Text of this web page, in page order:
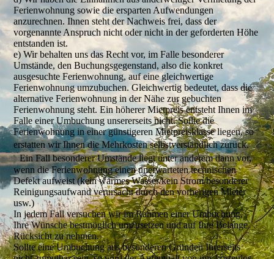
Ferienwohnung sowie die ersparten Aufwendungen
anzurechnen. Ihnen steht der Nachweis frei, dass der
vorgenannte Anspruch nicht oder nicht in der geforderten Höhe
entstanden ist.
e) Wir behalten uns das Recht vor, im Falle besonderer
Umstände, den Buchungsgegenstand, also die konkret
ausgesuchte Ferienwohnung, auf eine gleichwertige
Ferienwohnung umzubuchen. Gleichwertig bedeutet, dass die
alternative Ferienwohnung in der Nähe zur gebuchten
Ferienwohnung steht. Ein höherer Mietpreis entsteht Ihnen im
Falle einer Umbuchung unsererseits nicht. Sollte die
Ferienwohnung in einer günstigeren Mietpreisklasse liegen, so
erstatten wir Ihnen die Mehrkosten selbstverständlich zurück.
Ein Fall besonderer Umstände liegt unter anderem dann vor,
wenn die Ferienwohnung einen unerwarteten technischen
Defekt aufweist (kein warmes Wasser/kein Strom/besonderer
Reinigungsaufwand verursacht durch den vorherigen Mieter
usw.)
In jedem Fall versuchen wir im Rahmen einer Umbuchung,
Ihre Wünsche bestmöglich umzusetzen und auf Ihre Belange
Rücksicht zu nehmen.
Sollte eine Umbuchung aus besonderen Gründen Ihrerseits